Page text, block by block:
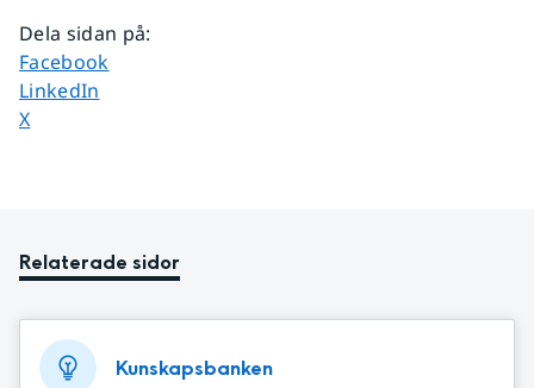
Dela sidan på:
Dela sidan på
Facebook
Dela sidan på
LinkedIn
Dela sidan på
X
Relaterade sidor
Kunskapsbanken